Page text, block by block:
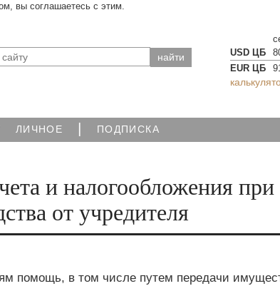
вы соглашаетесь с этим.
USD ЦБ
EUR ЦБ
ЛИЧНОЕ | ПОДПИСКА
и налогообложения при
от учредителя
помощь, в том числе путем передачи